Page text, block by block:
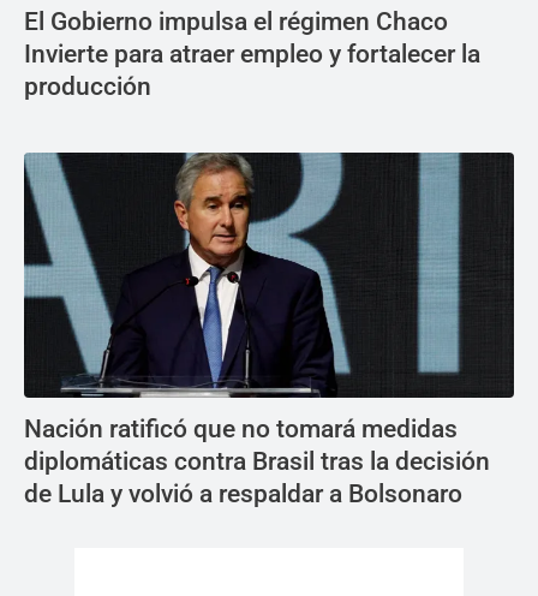
El Gobierno impulsa el régimen Chaco
Invierte para atraer empleo y fortalecer la
producción
Nación ratificó que no tomará medidas
diplomáticas contra Brasil tras la decisión
de Lula y volvió a respaldar a Bolsonaro